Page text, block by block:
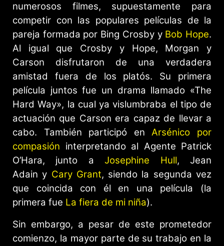
numerosos filmes, supuestamente para
competir con las populares películas de la
pareja formada por Bing Crosby y Bob Hope.
Al igual que Crosby y Hope, Morgan y
Carson disfrutaron de una verdadera
amistad fuera de los platós. Su primera
película juntos fue un drama llamado «The
Hard Way», la cual ya vislumbraba el tipo de
actuación que Carson era capaz de llevar a
cabo. También participó enArsénico por
compasión interpretando al Agente Patrick
O’Hara, junto aJosephine Hull, Jean
Adain y Cary Grant, siendo la segunda vez
que coincida con él en una película (la
primera fue La fiera de mi niña).
Sin embargo, a pesar de este prometedor
comienzo, la mayor parte de su trabajo en la